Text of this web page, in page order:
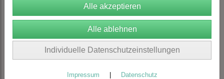
Individuelle Datenschutzeinstellungen
Impressum Datenschutz